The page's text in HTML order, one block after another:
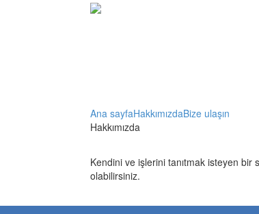
Skip to content
Ana sayfaHakkımızdaBize ulaşın
Hakkımızda
Kendini ve işlerini tanıtmak isteyen bir
olabilirsiniz.